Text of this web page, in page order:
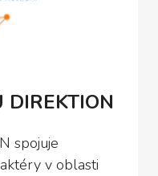
DIREKTION
spojuje
v oblasti